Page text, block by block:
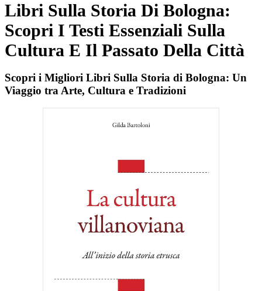
Libri Sulla Storia Di Bologna:
Scopri I Testi Essenziali Sulla
Cultura E Il Passato Della Città
Scopri i Migliori Libri Sulla Storia di Bologna: Un
Viaggio tra Arte, Cultura e Tradizioni